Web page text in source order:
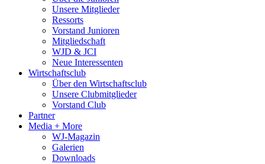
Unsere Mitglieder
Ressorts
Vorstand Junioren
Mitgliedschaft
WJD & JCI
Neue Interessenten
Wirtschaftsclub
Über den Wirtschaftsclub
Unsere Clubmitglieder
Vorstand Club
Partner
Media + More
WJ-Magazin
Galerien
Downloads